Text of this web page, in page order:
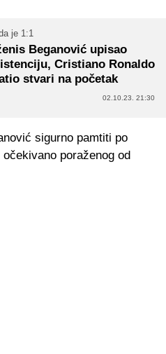
je 1:1
Beganović upisao
Cristiano Ronaldo
stvari na početak
02.10.23. 21:30
sigurno pamtiti po
poraženog od